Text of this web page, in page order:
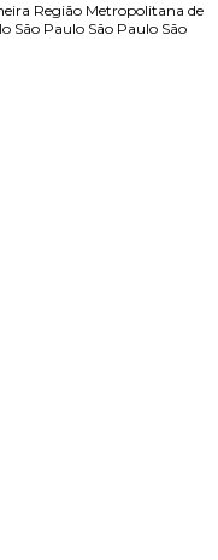
Região Metropolitana de
São Paulo São Paulo São